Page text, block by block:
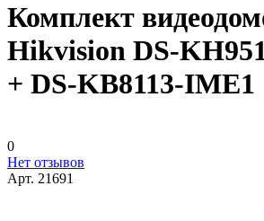
Комплект
Hikvision DS-
+ DS-KB8113-IME1
0
Нет отзывов
Арт. 21691